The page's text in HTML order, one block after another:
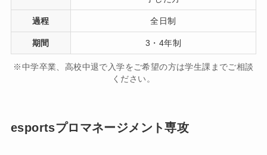
過程 全日制
期間 3・4年制
※中学卒業、高校中退で入学をご希望の方は学生課までご相談
ください。
esportsプロマネージメント専攻